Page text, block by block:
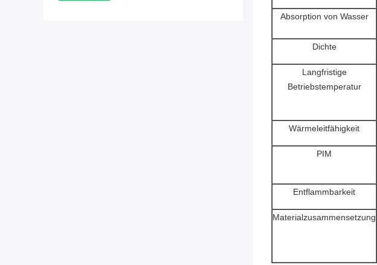
Absorption von Wasser
Dichte
Langfristige
Betriebstemperatur
Wärmeleitfähigkeit
PIM
Entflammbarkeit
Materialzusammensetzung